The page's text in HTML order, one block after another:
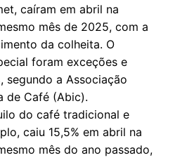
caíram em abril na
mês de 2025, com a
da colheita. O
foram exceções e
segundo a Associação
de Café (Abic).
do café tradicional e
caiu 15,5% em abril na
mês do ano passado,